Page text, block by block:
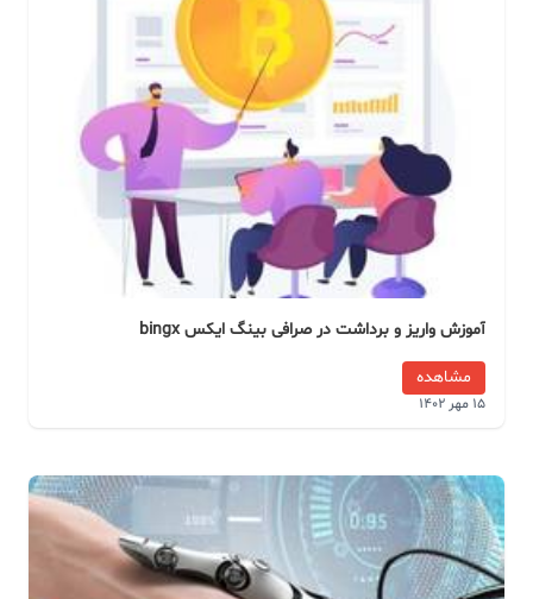
آموزش واریز و برداشت در صرافی بینگ ایکس bingx
مشاهده
15 مهر 1402